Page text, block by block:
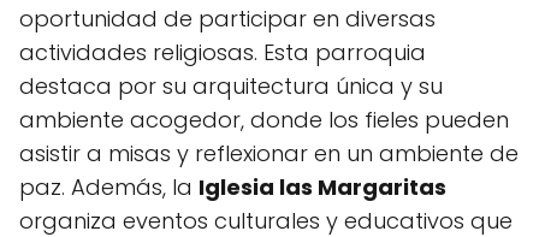
oportunidad de participar en diversas
actividades religiosas. Esta parroquia
destaca por su arquitectura única y su
ambiente acogedor, donde los fieles pueden
asistir a misas y reflexionar en un ambiente de
paz. Además, la Iglesia las Margaritas
organiza eventos culturales y educativos que